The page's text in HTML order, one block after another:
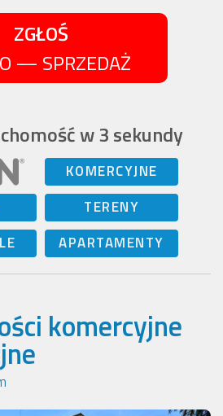
ZGŁOŚ
— SPRZEDAŻ
w 3 sekundy
KOMERCYJNE
TERENY
APARTAMENTY
komercyjne